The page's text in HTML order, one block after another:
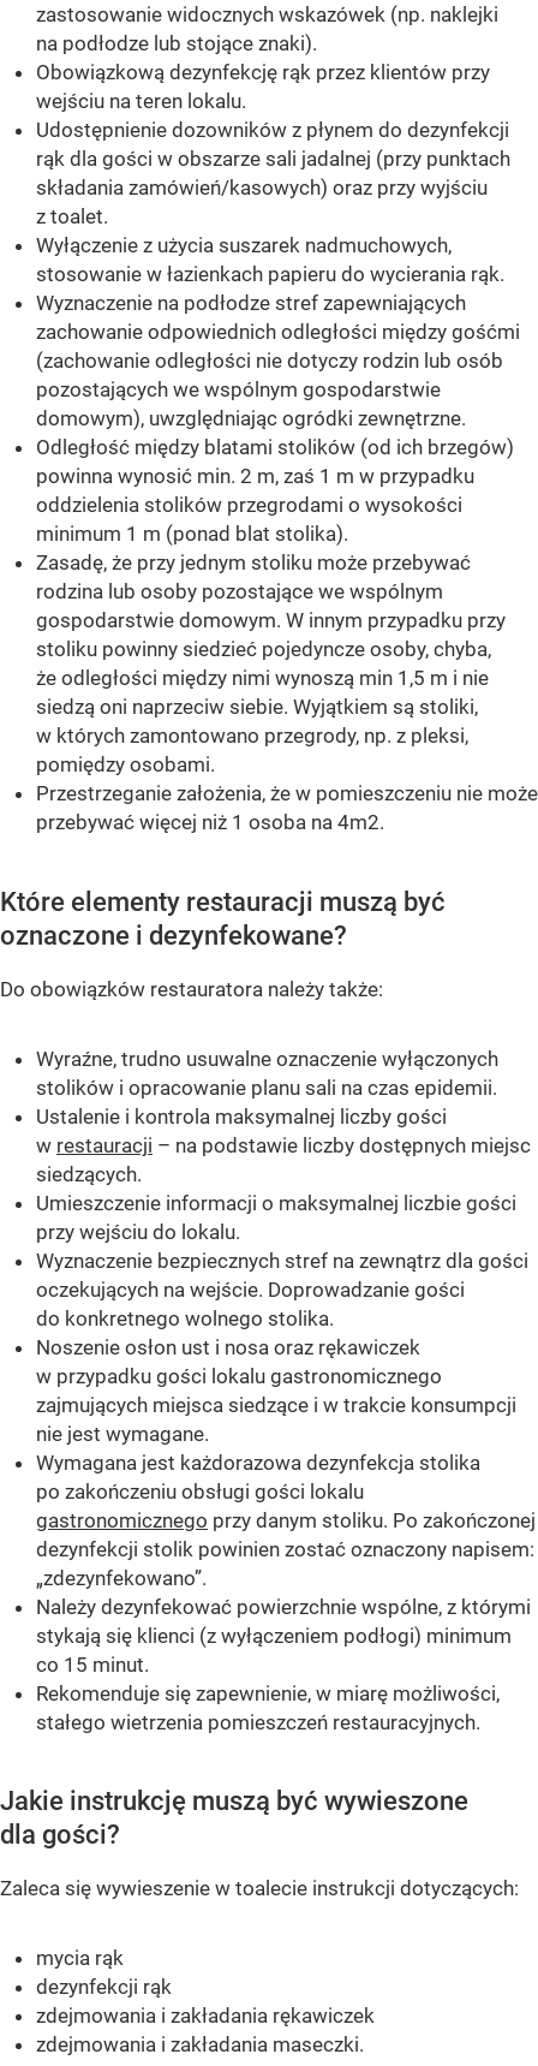
zastosowanie widocznych wskazówek (np. naklejki
na podłodze lub stojące znaki).
Obowiązkową dezynfekcję rąk przez klientów przy
wejściu na teren lokalu.
Udostępnienie dozowników z płynem do dezynfekcji
rąk dla gości w obszarze sali jadalnej (przy punktach
składania zamówień/kasowych) oraz przy wyjściu
z toalet.
Wyłączenie z użycia suszarek nadmuchowych,
stosowanie w łazienkach papieru do wycierania rąk.
Wyznaczenie na podłodze stref zapewniających
zachowanie odpowiednich odległości między gośćmi
(zachowanie odległości nie dotyczy rodzin lub osób
pozostających we wspólnym gospodarstwie
domowym), uwzględniając ogródki zewnętrzne.
Odległość między blatami stolików (od ich brzegów)
powinna wynosić min. 2 m, zaś 1 m w przypadku
oddzielenia stolików przegrodami o wysokości
minimum 1 m (ponad blat stolika).
Zasadę, że przy jednym stoliku może przebywać
rodzina lub osoby pozostające we wspólnym
gospodarstwie domowym. W innym przypadku przy
stoliku powinny siedzieć pojedyncze osoby, chyba,
że odległości między nimi wynoszą min 1,5 m i nie
siedzą oni naprzeciw siebie. Wyjątkiem są stoliki,
w których zamontowano przegrody, np. z pleksi,
pomiędzy osobami.
Przestrzeganie założenia, że w pomieszczeniu nie może
przebywać więcej niż 1 osoba na 4m2.
Które elementy restauracji muszą być
oznaczone i dezynfekowane?
Do obowiązków restauratora należy także:
Wyraźne, trudno usuwalne oznaczenie wyłączonych
stolików i opracowanie planu sali na czas epidemii.
Ustalenie i kontrola maksymalnej liczby gości
w restauracji – na podstawie liczby dostępnych miejsc
siedzących.
Umieszczenie informacji o maksymalnej liczbie gości
przy wejściu do lokalu.
Wyznaczenie bezpiecznych stref na zewnątrz dla gości
oczekujących na wejście. Doprowadzanie gości
do konkretnego wolnego stolika.
Noszenie osłon ust i nosa oraz rękawiczek
w przypadku gości lokalu gastronomicznego
zajmujących miejsca siedzące i w trakcie konsumpcji
nie jest wymagane.
Wymagana jest każdorazowa dezynfekcja stolika
po zakończeniu obsługi gości lokalu
gastronomicznego przy danym stoliku. Po zakończonej
dezynfekcji stolik powinien zostać oznaczony napisem:
„zdezynfekowano”.
Należy dezynfekować powierzchnie wspólne, z którymi
stykają się klienci (z wyłączeniem podłogi) minimum
co 15 minut.
Rekomenduje się zapewnienie, w miarę możliwości,
stałego wietrzenia pomieszczeń restauracyjnych.
Jakie instrukcję muszą być wywieszone
dla gości?
Zaleca się wywieszenie w toalecie instrukcji dotyczących:
mycia rąk
dezynfekcji rąk
zdejmowania i zakładania rękawiczek
zdejmowania i zakładania maseczki.